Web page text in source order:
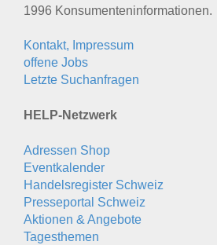
1996 Konsumenten­informationen.
Kontakt, Impressum
offene Jobs
Letzte Suchanfragen
HELP-Netzwerk
Adressen Shop
Eventkalender
Handelsregister Schweiz
Presseportal Schweiz
Aktionen & Angebote
Tagesthemen